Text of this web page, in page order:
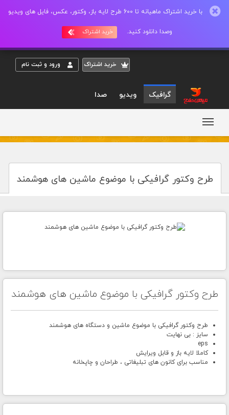
با خرید اشتراک ماهیانه تا 600 طرح لایه باز، وکتور، عکس، فایل های ویدیو
وصدا دانلود کنید. خرید اشتراک
خريد اشتراک ورود و ثبت نام
گرافیک ویدیو صدا
طرح وکتور گرافیکی با موضوع ماشین های هوشمند
طرح وکتور گرافیکی با موضوع ماشین های هوشمند
طرح وکتور گرافیکی با موضوع ماشین و دستگاه های هوشمند
سایز : بی نهایت
eps
کاملا لایه باز و قابل ویرایش
مناسب برای کانون های تبلیغاتی ، طراحان و چاپخانه